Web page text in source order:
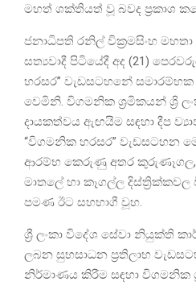
මහත් ශක්තියත් වූ බවද ප්‍රකාශ
ජනාධිපති රනිල් වික්‍රමසිංහ
සත්‍යවාදී පිටියේදී අද (21)
හරසර” වැඩසටහනේ සමාරම්භක
වෙමිනි. විගමනික ශ්‍රමිකයන් ශ්‍රි
දායකත්වය ඇඟයිම සඳහා දීප
“විගමනික හරසර” වැඩසටහන
ආරම්භ කෙරුණු අතර කුරුණෑගල,
මාතලේ හා කෑගල්ල
පමණ ඊට සහභාගී වූහ.
ශ්‍රී ලංකා විදේශ සේවා නියුක්ති
ලබන සුභසාධන ප්‍රතිලාභ
නිර්මාණය කිරීම සඳහා විගමනික